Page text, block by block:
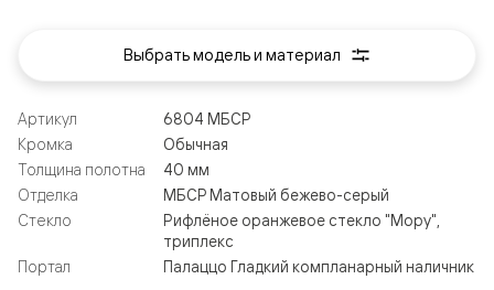
Артикул
6804 МБСР
Кромка
Обычная
Толщина полотна
40 мм
Отделка
МБСР Матовый бежево-серый
Стекло
Рифлёное оранжевое стекло "Мору",
триплекс
Портал
Палаццо Гладкий компланарный наличник
Выбрать модель и материал